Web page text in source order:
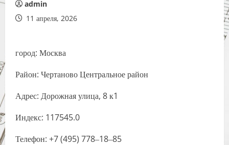
admin
11 апреля, 2026
город: Москва
Район: Чертаново Центральное район
Адрес: Дорожная улица, 8 к1
Индекс: 117545.0
Телефон: +7 (495) 778‒18‒85